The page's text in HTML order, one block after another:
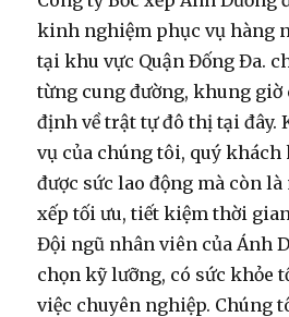
kinh nghiệm phục vụ hàng
tại khu vực Quận Đống Đa.
từng cung đường, khung giờ
định về trật tự đô thị tại đây.
vụ của chúng tôi, quý
được sức lao động mà còn
xếp tối ưu, tiết kiệm thời
Đội ngũ nhân viên của Ánh
chọn kỹ lưỡng, có sức khỏe
việc chuyên nghiệp. Chúng